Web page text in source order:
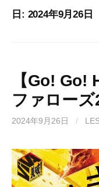
日: 2024年9月26日
【Go! Go!
ファローズ
2024年9月26日 /